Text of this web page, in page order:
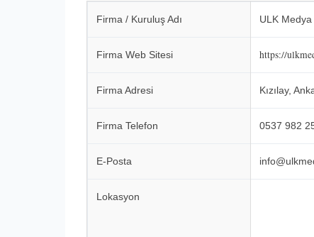
Firma / Kuruluş Adı ULK Medya
Firma Web Sitesi https://
Firma Adresi Kızılay,
Firma Telefon 0537 982
E-Posta
Lokasyon